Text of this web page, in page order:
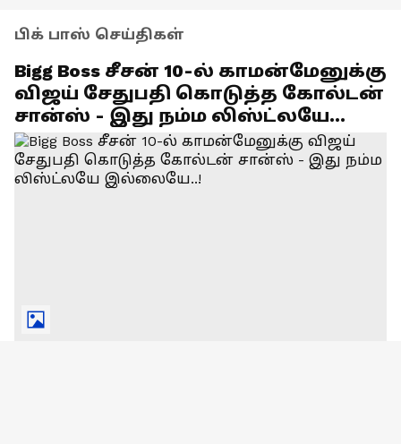
பிக் பாஸ் செய்திகள்
Bigg Boss சீசன் 10-ல் காமன்மேனுக்கு
விஜய் சேதுபதி கொடுத்த கோல்டன்
சான்ஸ் - இது நம்ம லிஸ்ட்லயே
இல்லையே..!